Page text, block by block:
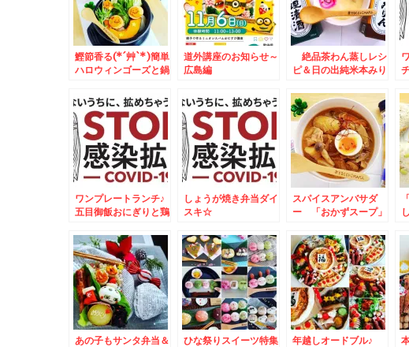
鰹節香る(*´艸`*)簡単
ハロウィンゴーズと鍋
`*)レシピ♪
道外講座のお知らせ～
広島編
絶品茶わん蒸しレシ
ピ＆日の出純米本みり
ード2023
ワンプレートランチ♪
五目御飯おにぎりと鶏
しょうが焼き弁当ダイ
スキ☆
スパイスアンバサダ
ー 「おかずスープ」
て免疫アップ♪その２
あの子もサンタ弁当＆
ひな祭りスイーツ特集
年越しオードブル♪